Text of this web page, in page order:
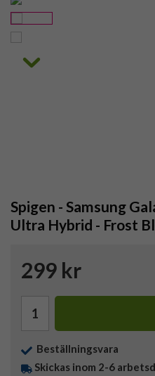
Spigen - Samsung
Ultra Hybrid - Frost
299 kr
Beställningsvara
Skickas inom 2-6